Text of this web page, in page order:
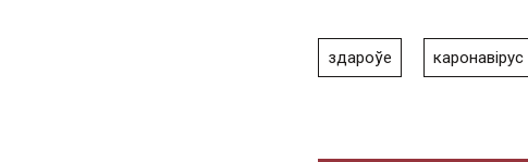
здароўе каронавірус